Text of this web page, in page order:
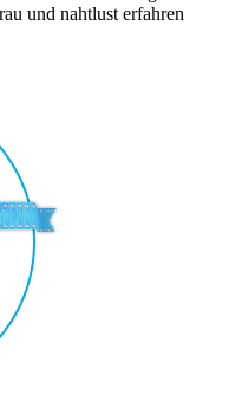
und nahtlust erfahren